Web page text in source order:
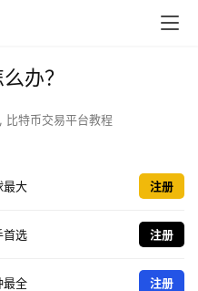
办？
, 比特币交易平台教程
最大 注册
首选 注册
最全 注册